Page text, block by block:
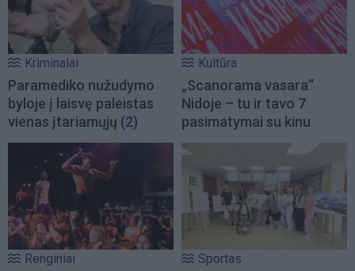
Kriminalai
Paramediko nužudymo
byloje į laisvę paleistas
vienas įtariamųjų (2)
Kultūra
„Scanorama vasara“
Nidoje – tu ir tavo 7
pasimatymai su kinu
Renginiai Sportas